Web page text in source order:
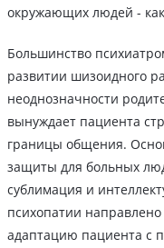
окружающих людей -
Большинство
развитии шизоидного
неоднозначности
вынуждает пациента
границы общения.
защиты для больных
сублимация и
психопатии
адаптацию пациента с